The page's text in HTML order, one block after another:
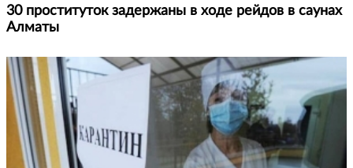
30 проституток задержаны в ходе рейдов в саунах
Алматы